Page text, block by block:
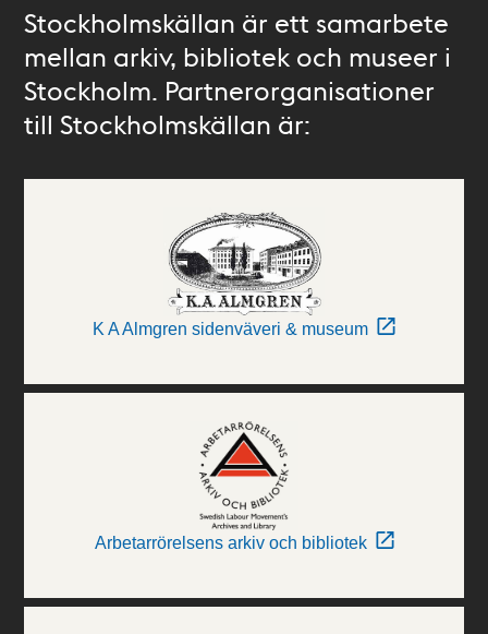
Stockholmskällan är ett samarbete
mellan arkiv, bibliotek och museer i
Stockholm. Partnerorganisationer
till Stockholmskällan är:
K A Almgren sidenväveri & museum
Arbetarrörelsens arkiv och bibliotek